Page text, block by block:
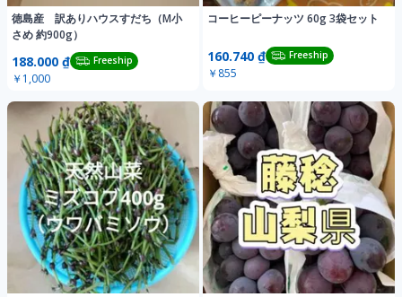
徳島産 訳ありハウスすだち（M小
さめ 約900g）
188.000 ₫ Freeship
￥1,000
コーヒーピーナッツ 60g 3袋セット
160.740 ₫ Freeship
￥855